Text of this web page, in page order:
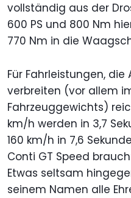
vollständig aus der
600 PS und 800 Nm
770 Nm in die
Für Fahrleistungen,
verbreiten (vor allem
Fahrzeuggewichts)
km/h werden in 3,7
160 km/h in 7,6
Conti GT Speed
Etwas seltsam
seinem Namen alle